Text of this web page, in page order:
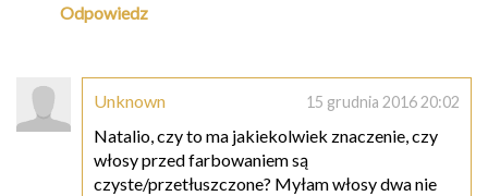
Odpowiedz
Unknown 15 grudnia 2016 20:02
Natalio, czy to ma jakiekolwiek znaczenie, czy
włosy przed farbowaniem są
czyste/przetłuszczone? Myłam włosy dwa nie